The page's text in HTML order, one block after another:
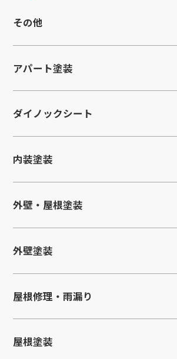
その他
アパート塗装
ダイノックシート
内装塗装
外壁・屋根塗装
外壁塗装
屋根修理・雨漏り
屋根塗装